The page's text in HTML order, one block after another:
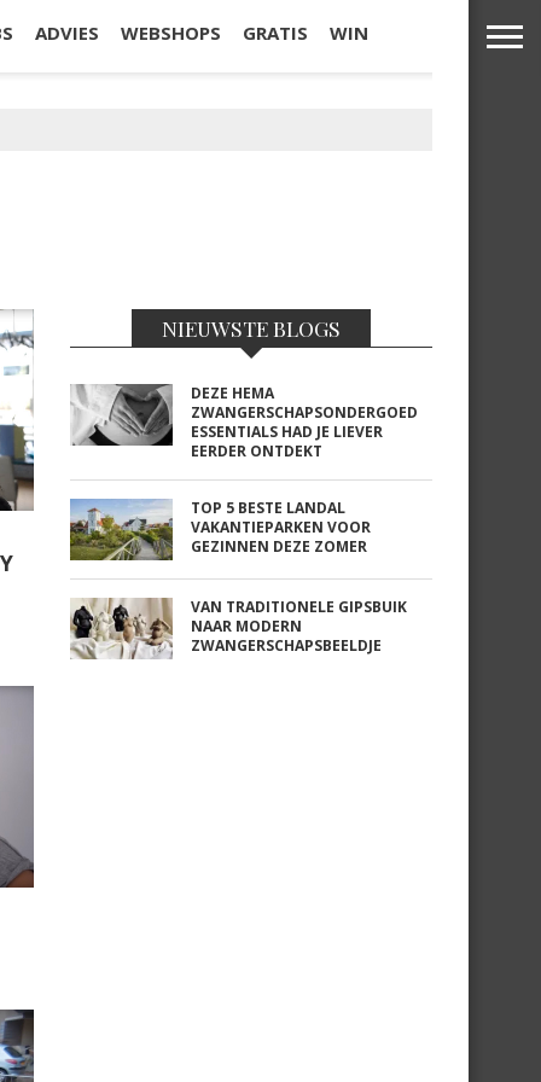
ADVIES WEBSHOPS GRATIS WIN
NIEUWSTE BLOGS
DEZE HEMA
ZWANGERSCHAPSONDERGOED
ESSENTIALS HAD JE LIEVER
EERDER ONTDEKT
TOP 5 BESTE LANDAL
VAKANTIEPARKEN VOOR
GEZINNEN DEZE ZOMER
VAN TRADITIONELE GIPSBUIK
NAAR MODERN
ZWANGERSCHAPSBEELDJE